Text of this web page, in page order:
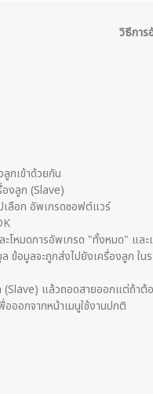
วิธีการ
กเข้าด้วยกัน
งลูก (Slave)
เลือก อัพเกรดซอฟต์แวร์
โหมดการอัพเกรด "ทั้งหมด" และ
ข้อมูลจะถูกส่งไปยังเครื่องลูก ใ
แล้วถอดสายออกแต่ถ้า
ออกจากหน้าเมนูใช้งานปกติ